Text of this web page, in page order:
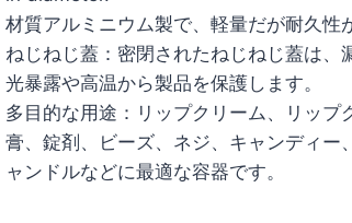
材質アルミニウム製で、軽量だが耐久性
ねじねじ蓋：密閉されたねじねじ蓋は、
光暴露や高温から製品を保護します。
多目的な用途：リップクリーム、リップ
膏、錠剤、ビーズ、ネジ、キャンディー
ャンドルなどに最適な容器です。